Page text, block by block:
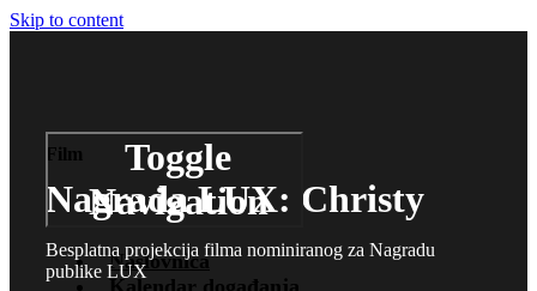
Skip to content
Toggle
Navigation
Naslovnica
Kalendar događanja
Film
Nagrada LUX: Christy
Besplatna projekcija filma nominiranog za Nagradu
publike LUX